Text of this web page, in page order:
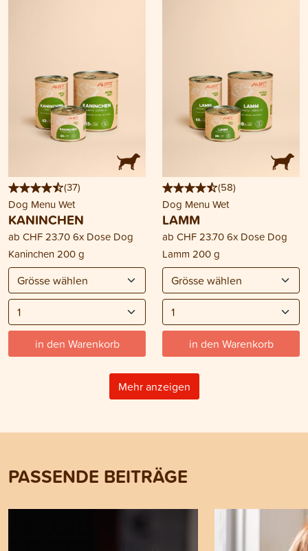
(37)
Dog Menu Wet
KANINCHEN
ab CHF 23.706x Dose Dog
Kaninchen 200 g
in den Warenkorb
(58)
Dog Menu Wet
LAMM
ab CHF 23.706x Dose Dog
Lamm 200 g
in den Warenkorb
Mehr anzeigen
PASSENDE BEITRÄGE